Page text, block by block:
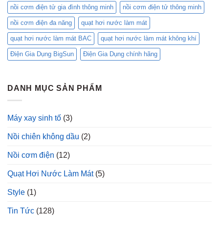
nồi cơm điện tử gia đình thông minh nồi cơm điện tử thông minh
nồi cơm điện đa năng quạt hơi nước làm mát
quạt hơi nước làm mát BAC quạt hơi nước làm mát không khí
Điện Gia Dụng BigSun Điện Gia Dụng chính hãng
DANH MỤC SẢN PHẨM
Máy xay sinh tố (3)
Nồi chiên không dầu (2)
Nồi cơm điện (12)
Quạt Hơi Nước Làm Mát(5)
Style (1)
Tin Tức (128)